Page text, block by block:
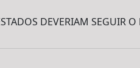
DEVERIAM SEGUIR